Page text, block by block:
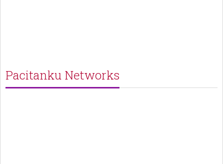
Pacitanku Networks